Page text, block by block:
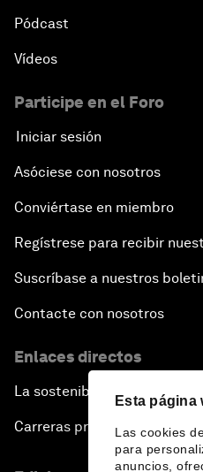
Esta página
Las cookies
para
anuncios,
Pódcast
Vídeos
Participe en el Foro
Iniciar sesión
Asóciese con nosotros
Conviértase en miembro
Regístrese para recibir
Suscríbase a nuestros
Contacte con nosotros
Enlaces directos
La sostenibilidad en el Foro
Carreras profesionales